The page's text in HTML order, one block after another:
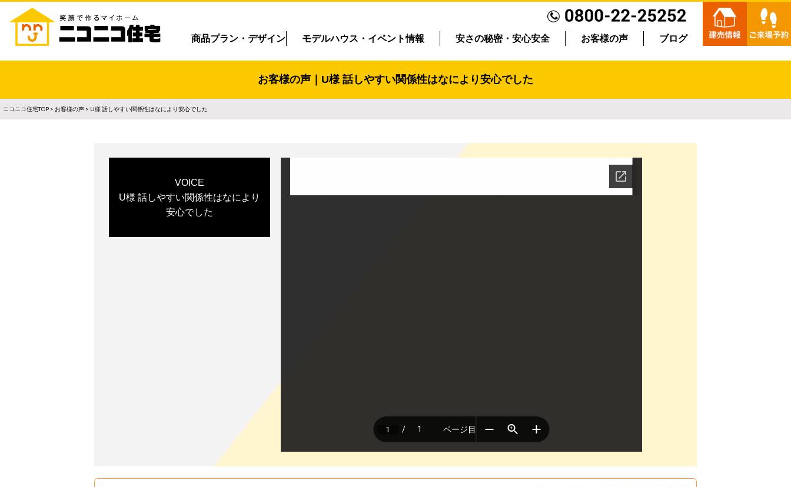
商品プラン・デザイン モデルハウス・イベント情報 安さの秘密・安心安全 お客様の声 ブログ
お客様の声｜U様 話しやすい関係性はなにより安心でした
ニコニコ住宅TOP > お客様の声 > U様 話しやすい関係性はなにより安心でした
VOICE
U様 話しやすい関係性はなにより
安心でした